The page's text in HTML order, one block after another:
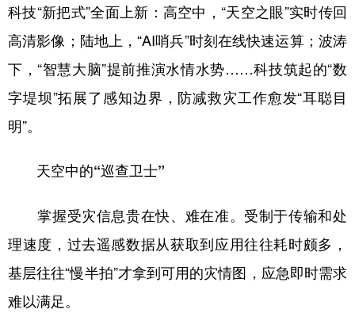
学术中国 乡村振兴 银龄 溯源中国
城市 旅游 能源 会展
彩票 娱乐 时尚 悦读
公益 一带一路 亚太网 上市公司
北京 天津 河北 山西
辽宁 吉林 上海 江苏
浙江
科技“新把式”全面上新：高空中，“天空之眼”实时传回
高清影像；陆地上，“AI哨兵”时刻在线快速运算；波涛
下，“智慧大脑”提前推演水情水势……科技筑起的“数
字堤坝”拓展了感知边界，防减救灾工作愈发“耳聪目
明”。
天空中的“巡查卫士”
掌握受灾信息贵在快、难在准。受制于传输和处
理速度，过去遥感数据从获取到应用往往耗时颇多，
基层往往“慢半拍”才拿到可用的灾情图，应急即时需求
难以满足。